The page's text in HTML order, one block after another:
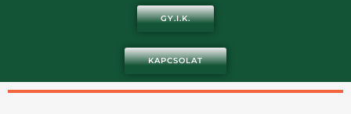
GY.I.K.
KAPCSOLAT